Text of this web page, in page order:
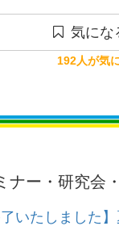
気にな
192人が気
ナー・研究会
了いたしました